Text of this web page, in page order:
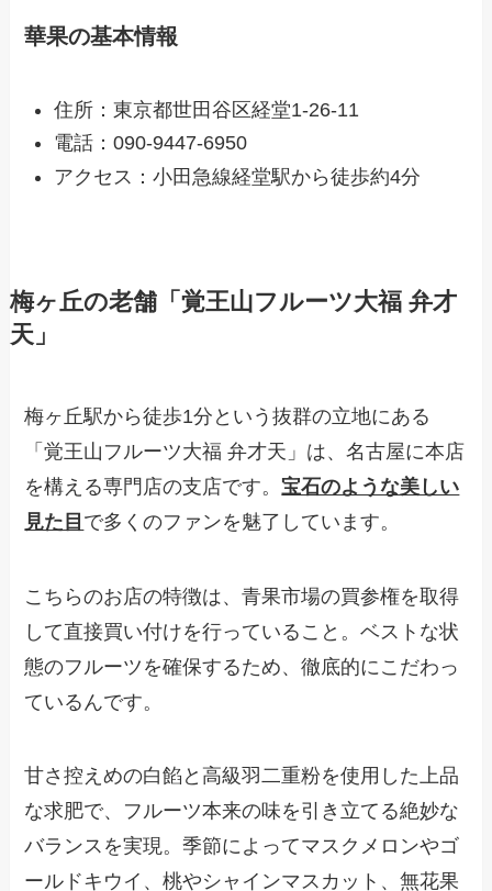
華果の基本情報
住所：東京都世田谷区経堂1-26-11
電話：090-9447-6950
アクセス：小田急線経堂駅から徒歩約4分
梅ヶ丘の老舗「覚王山フルーツ大福 弁才
天」
梅ヶ丘駅から徒歩1分という抜群の立地にある
「覚王山フルーツ大福 弁才天」は、名古屋に本店
を構える専門店の支店です。 宝石のような美しい
見た目 で多くのファンを魅了しています。
こちらのお店の特徴は、青果市場の買参権を取得
して直接買い付けを行っていること。ベストな状
態のフルーツを確保するため、徹底的にこだわっ
ているんです。
甘さ控えめの白餡と高級羽二重粉を使用した上品
な求肥で、フルーツ本来の味を引き立てる絶妙な
バランスを実現。季節によってマスクメロンやゴ
ールドキウイ、桃やシャインマスカット、無花果